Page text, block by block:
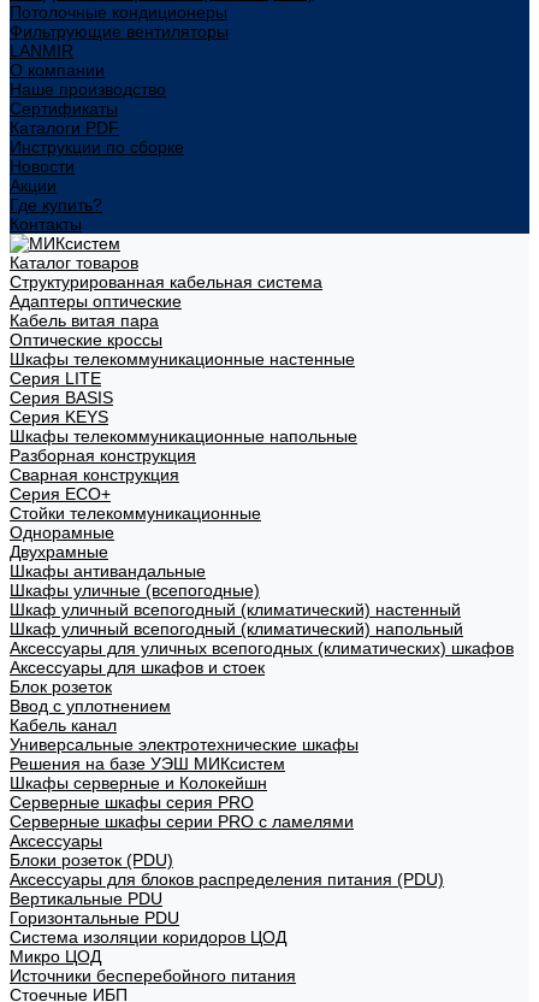
Потолочные кондиционеры
Фильтрующие вентиляторы
LANMIR
О компании
Наше производство
Сертификаты
Каталоги PDF
Инструкции по сборке
Новости
Акции
Где купить?
Контакты
Каталог товаров
Структурированная кабельная система
Адаптеры оптические
Кабель витая пара
Оптические кроссы
Шкафы телекоммуникационные настенные
Cерия LITE
Cерия BASIS
Cерия KEYS
Шкафы телекоммуникационные напольные
Разборная конструкция
Сварная конструкция
Серия ECO+
Стойки телекоммуникационные
Однорамные
Двухрамные
Шкафы антивандальные
Шкафы уличные (всепогодные)
Шкаф уличный всепогодный (климатический) настенный
Шкаф уличный всепогодный (климатический) напольный
Аксессуары для уличных всепогодных (климатических) шкафов
Аксессуары для шкафов и стоек
Блок розеток
Ввод с уплотнением
Кабель канал
Универсальные электротехнические шкафы
Решения на базе УЭШ МИКсистем
Шкафы серверные и Колокейшн
Серверные шкафы серия PRO
Серверные шкафы серии PRO с ламелями
Аксессуары
Блоки розеток (PDU)
Аксессуары для блоков распределения питания (PDU)
Вертикальные PDU
Горизонтальные PDU
Система изоляции коридоров ЦОД
Микро ЦОД
Источники бесперебойного питания
Стоечные ИБП